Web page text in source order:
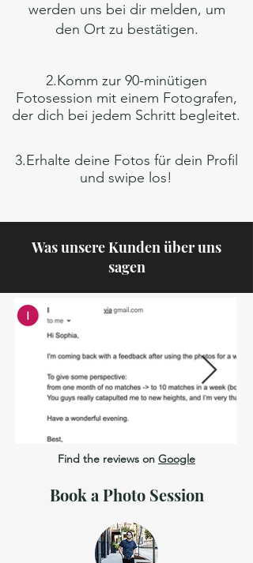
werden uns bei dir melden, um
den Ort zu bestätigen.
2.Komm zur 90-minütigen
Fotosession mit einem Fotografen,
der dich bei jedem Schritt begleitet.
3.Erhalte deine Fotos für dein Profil
und swipe los!
Was unsere Kunden über uns
sagen
Find the reviews on Google
Book a Photo Session